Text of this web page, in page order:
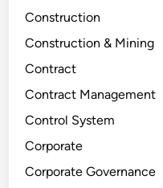
Construction
Construction & Mining
Contract
Contract Management
Control System
Corporate
Corporate Governance